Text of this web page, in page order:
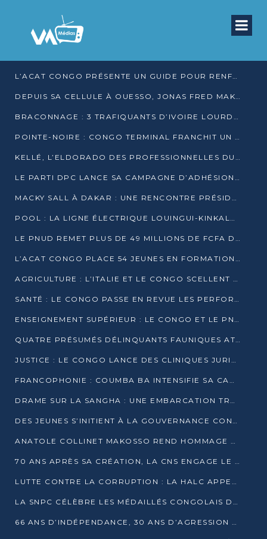
L’ACAT CONGO PRÉSENTE UN GUIDE POUR RENFORCER LES GARANTIES JUDICIAIRES EN GARDE À VUE
DEPUIS SA CELLULE À OUESSO, JONAS FRED MAKITA DÉNONCE CE QU’IL QUALIFIE DE DÉNI DE JUSTICE
BRACONNAGE : 3 TRAFIQUANTS D’IVOIRE LOURDEMENT CONDAMNÉS À DJAMBALA
POINTE-NOIRE : CONGO TERMINAL FRANCHIT UN CAP HISTORIQUE AVEC 99 MOUVEMENTS/HEURE
KELLÉ, L’ELDORADO DES PROFESSIONNELLES DU SEXE
LE PARTI DPC LANCE SA CAMPAGNE D’ADHÉSIONS ET VEUT STRUCTURER SA PRÉSENCE DANS LES 15 DÉPARTEMENTS
MACKY SALL À DAKAR : UNE RENCONTRE PRÉSIDENTIELLE QUI DIVISE L’OPINION SÉNÉGALAISE
POOL : LA LIGNE ÉLECTRIQUE LOUINGUI-KINKALA-BOKO MISE EN SERVICE
LE PNUD REMET PLUS DE 49 MILLIONS DE FCFA D’ÉQUIPEMENTS POUR ACCÉLÉRER LA NUMÉRISATION DU SYSTÈME DE SANTÉ
L’ACAT CONGO PLACE 54 JEUNES EN FORMATION PROFESSIONNELLE
AGRICULTURE : L’ITALIE ET LE CONGO SCELLENT UN PARTENARIAT POUR UNE PRODUCTION LOCALE DURABLE
SANTÉ : LE CONGO PASSE EN REVUE LES PERFORMANCES DE SES HÔPITAUX À MI-PARCOURS
ENSEIGNEMENT SUPÉRIEUR : LE CONGO ET LE PNUD VEULENT RAPPROCHER LA FORMATION UNIVERSITAIRE DES BESOINS DU MARCHÉ DE L’EMPLOI
QUATRE PRÉSUMÉS DÉLINQUANTS FAUNIQUES ATTENDUS DEVANT LA JUSTICE POUR TRAFIC D’IVOIRE
JUSTICE : LE CONGO LANCE DES CLINIQUES JURIDIQUES POUR RAPPROCHER LE DROIT DES CITOYENS
FRANCOPHONIE : COUMBA BA INTENSIFIE SA CAMPAGNE POUR LA SUCCESSION À LA TÊTE DE L’OIF
DRAME SUR LA SANGHA : UNE EMBARCATION TRANSPORTANT DES FIDÈLES DE « NZAMBÉ YA L’HUILE » FAIT NAUFRAGE À OUESSO
DES JEUNES S’INITIENT À LA GOUVERNANCE CONTINENTALE À BRAZZAVILLE
ANATOLE COLLINET MAKOSSO REND HOMMAGE À JEAN-PAUL PIGASSE
70 ANS APRÈS SA CRÉATION, LA CNS ENGAGE LE VIRAGE DE LA DIGITALISATION
LUTTE CONTRE LA CORRUPTION : LA HALC APPELLE À PASSER DES DISCOURS AUX ACTES
LA SNPC CÉLÈBRE LES MÉDAILLÉS CONGOLAIS DES OLYMPIADES PANAFRICAINES DE MATHÉMATIQUES 2026
66 ANS D’INDÉPENDANCE, 30 ANS D’AGRESSION RWANDAISE : 4 PRÉSIDENCES, UN ÉCHEC COLLECTIF